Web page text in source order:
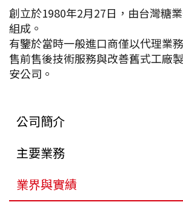
創立於1980年2月27日，由台灣糖
組成。
有鑒於當時一般進口商僅以代理業
售前售後技術服務與改善舊式工廠
安公司。
公司簡介
主要業務
業界與實績